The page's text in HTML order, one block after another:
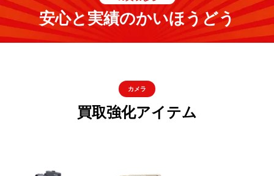
安心と実績のかいほうどう
カメラ
買取強化アイテム